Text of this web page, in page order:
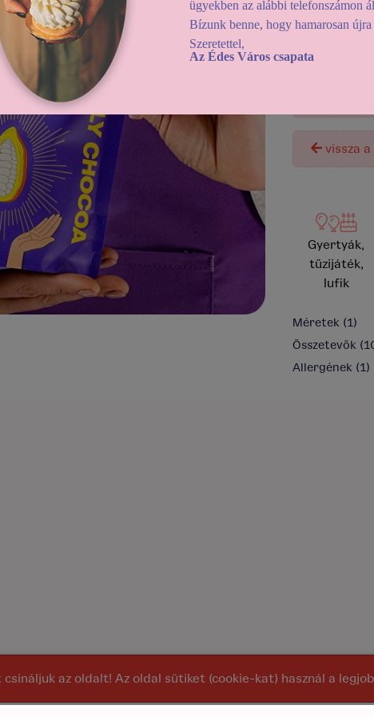
vissza
Gyertyák,
tűzijáték,
lufik
Méretek (1)
Összetevők
Allergének (1)
az oldalt! Az oldal sütiket (cookie-kat) használ a
ügyekben az alábbi telefonszámon
Bízunk benne, hogy hamarosan
Szeretettel,
Az Édes Város csapata